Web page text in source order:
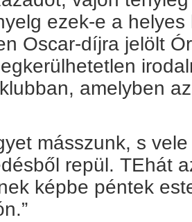
ezek-e a
Oscar-díjra jelölt
amelyben
másszunk, s
repül. TEhát
képbe péntek